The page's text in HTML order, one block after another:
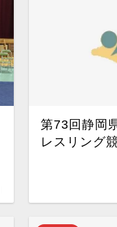
第73回静岡
レスリング